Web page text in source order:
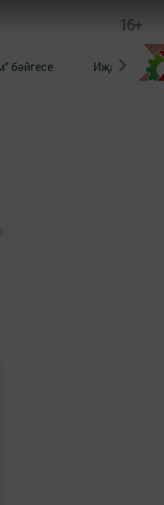
16+
бәйгесе Иҗат